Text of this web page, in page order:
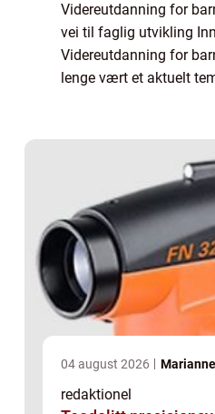
Videreutdanning for
vei til faglig utvikling
Videreutdanning for
lenge vært et aktuelt
04 august 2026
redaktionel